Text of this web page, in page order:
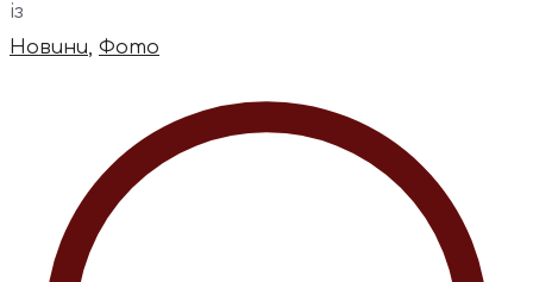
із
Новини, Фото